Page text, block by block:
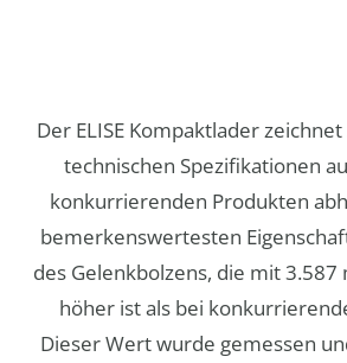
Der ELISE Kompaktlader
technischen Spezifikationen
konkurrierenden Produkten
bemerkenswertesten
des Gelenkbolzens, die mit
höher ist als bei
Dieser Wert wurde gemessen